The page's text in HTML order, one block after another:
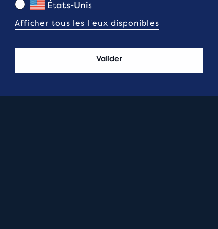
États-Unis
Afficher tous les lieux disponibles
Valider